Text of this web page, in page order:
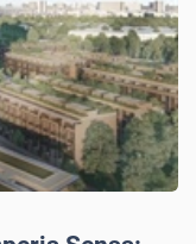
chỉ quỹ Chứng